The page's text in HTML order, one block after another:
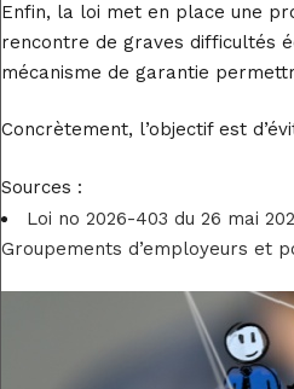
Enfin, la loi met en place une
rencontre de graves difficultés
mécanisme de garantie
Concrètement, l’objectif est
Sources :
Loi no 2026-403 du 26 mai
Groupements d’employeurs et